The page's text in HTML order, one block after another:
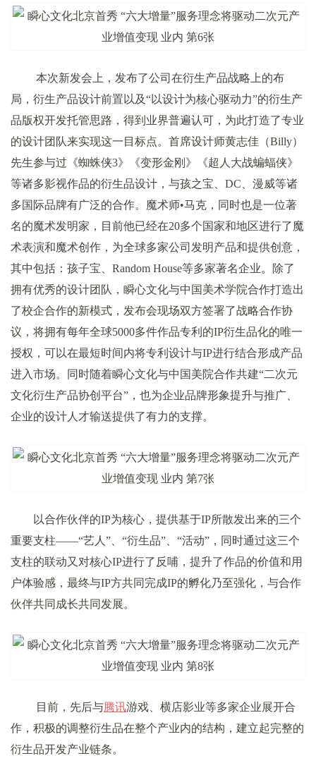
本次新发会上，发布了公司在衍生产品战略上的布
局，衍生产品设计前置以及“以设计为核心驱动力”的衍生产
品版权开发托管思路，得到业界普遍认可，为此打造了专业
的设计团队来实现这一目标点。首席设计师黄志佳（Billy）
先生参与过《蜘蛛侠3》《变形金刚》《超人大战蝙蝠侠》
等诸多影视作品的衍生品设计，与孩之宝、DC、漫威等诸
多国际品牌有广泛的合作。魔术师•马克，同时也是一位著
名的魔术发明家，目前他已经在20多个国家和地区进行了魔
术表演和魔术创作，为全球多家公司发明产品和提供创意，
其中包括：孩子宝、Random House等多家著名企业。除了
拥有优秀的设计团队，瞬心文化与中国美术学院合作打造出
了校企合作的新模式，发布会现场双方签署了战略合作协
议，将拥有每年全球5000多件作品专利的IP衍生品化的唯一
授权，可以在最短时间内将专利设计与IP进行结合形成产品
进入市场。同时随着瞬心文化与中国美院合作共建“二次元
文化衍生产品协创平台”，也为企业品牌形象提升与推广、
企业的设计人才输送提供了有力的支撑。
以合作伙伴的IP为核心，提供基于IP所散发出来的三个
重要支柱——“艺人”、“衍生品”、“活动”，同时通过这三个
支柱的联动又对核心IP进行了反哺，提升了作品的价值和用
户体验感，最终与IP方共同完成IP的孵化乃至强化，与合作
伙伴共同成长共同发展。
目前，先后与腾讯游戏、横店影业等多家企业展开合
作，积极的调整衍生品在整个产业内的结构，建立起完整的
衍生品开发产业链条。